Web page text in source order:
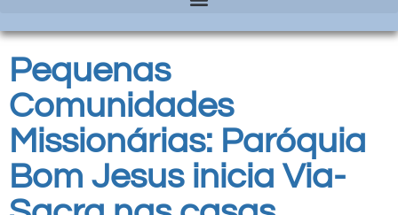
Pequenas
Comunidades
Missionárias: Paróquia
Bom Jesus inicia Via-